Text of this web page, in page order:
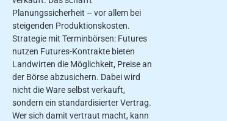
Planungssicherheit – vor allem bei
steigenden Produktionskosten.
Strategie mit Terminbörsen: Futures
nutzen Futures-Kontrakte bieten
Landwirten die Möglichkeit, Preise an
der Börse abzusichern. Dabei wird
nicht die Ware selbst verkauft,
sondern ein standardisierter Vertrag.
Wer sich damit vertraut macht, kann